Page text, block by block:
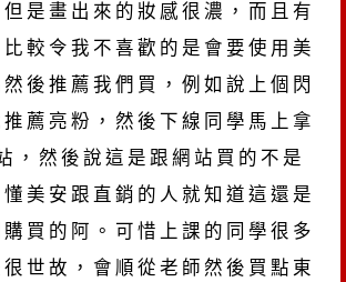
是畫出來的妝感很濃，而且有
較令我不喜歡的是會要使用美
後推薦我們買，例如說上個閃
薦亮粉，然後下線同學馬上拿
，然後說這是跟網站買的不是
美安跟直銷的人就知道這還是
買的阿。可惜上課的同學很多
世故，會順從老師然後買點東